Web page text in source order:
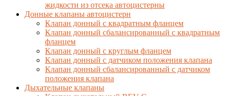
жидкости из отсека автоцистерны
Донные клапаны автоцистерн
Клапан донный с квадратным фланцем
Клапан донный сбалансированный с квадратным
фланцем
Клапан донный с круглым фланцем
Клапан донный с датчиком положения клапана
Клапан донный сбалансированный с датчиком
положения клапана
Дыхательные клапаны